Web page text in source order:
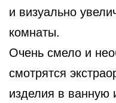
и визуально
комнаты.
Очень смело и
смотрятся
изделия в